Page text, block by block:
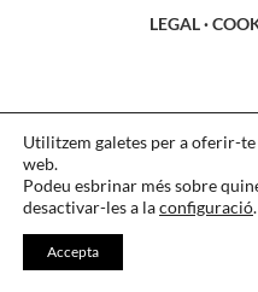
LEGAL·
Utilitzem galetes per a oferir-
web.
Podeu esbrinar més sobre
desactivar-les a laconfiguració.
Accepta